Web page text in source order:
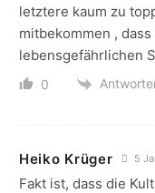
letztere kaum zu
mitbekommen ,
lebensgefährlichen
0
Heiko Krüger 5
Fakt ist, dass die